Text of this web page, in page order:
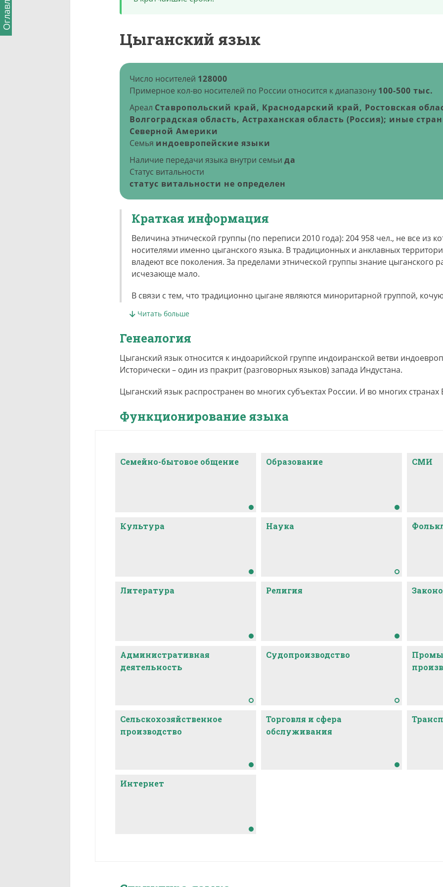
Цыганский язык
Число носителей 128000
Примерное кол-во носителей по России относится к диапазону 100-500 тыс.
Ареал Ставропольский край, Краснодарский край, Ростовская
Волгоградская область, Астраханская область (Россия); иные
Северной Америки
Семья индоевропейские языки
Наличие передачи языка внутри семьи да
Статус витальности
статус витальности не определен
Краткая информация
Величина этнической группы (по переписи 2010 года): 204 958 чел., не все из
носителями именно цыганского языка. В традиционных и анклавных
владеют все поколения. За пределами этнической группы знание цыганского
исчезающе мало.
В связи с тем, что традиционно цыгане являются миноритарной группой,
язык своего окружения. В Российской Федерации с ХХ в. оказываются
1. цыгане-молдовая, цыгане-влахи (влахуря) – молдавский (возможно, и те
которые в русскоязычной традиции отделяют от молдавского и называют
2. цыгане-сэрвуря, калдэрары, цыгане-кишинёвцы (кишынэварэ), цыгане-
Носители южного (балканского) диалекта цыгане-сэрвуря поселились на
диалект в настоящее время находится на грани исчезновения. Центрально-
синти представлены на территории России крупной группой – руска рома,
Читать больше
Генеалогия
Цыганский язык относится к индоарийской группе индоиранской ветви
Исторически – один из пракрит (разговорных языков) запада Индустана.
Цыганский язык распространен во многих субъектах России. И во многих
Функционирование языка
Семейно-бытовое общение Образование СМИ
Культура Наука
Литература Религия
Административная
деятельность
Судопроизводство
Сельскохозяйственное
производство
Торговля и сфера
обслуживания
Интернет